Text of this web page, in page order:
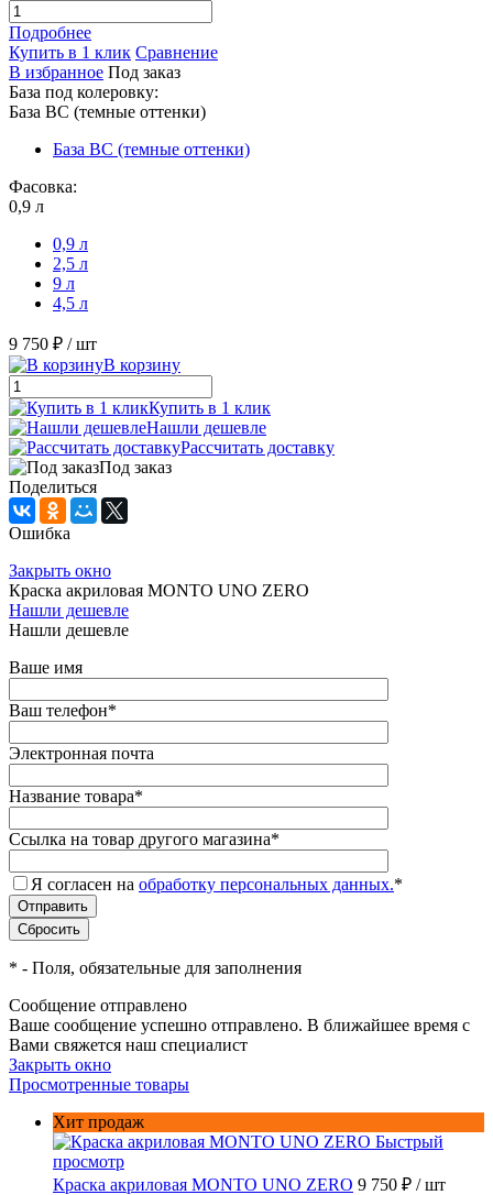
Подробнее
Купить в 1 клик Сравнение
В избранное Под заказ
База под колеровку:
База BС (темные оттенки)
База BС (темные оттенки)
Фасовка:
0,9 л
0,9 л
2,5 л
9 л
4,5 л
9 750 ₽ / шт
В корзину
Купить в 1 клик
Нашли дешевле
Рассчитать доставку
Под заказ
Поделиться
Ошибка
Закрыть окно
Краска акриловая MONTO UNO ZERO
Нашли дешевле
Нашли дешевле
Ваше имя
Ваш телефон*
Электронная почта
Название товара*
Ссылка на товар другого магазина*
Я согласен на обработку персональных данных.*
* - Поля, обязательные для заполнения
Сообщение отправлено
Ваше сообщение успешно отправлено. В ближайшее время с
Вами свяжется наш специалист
Закрыть окно
Просмотренные товары
Хит продаж
Быстрый
просмотр
Краска акриловая MONTO UNO ZERO 9 750 ₽ / шт